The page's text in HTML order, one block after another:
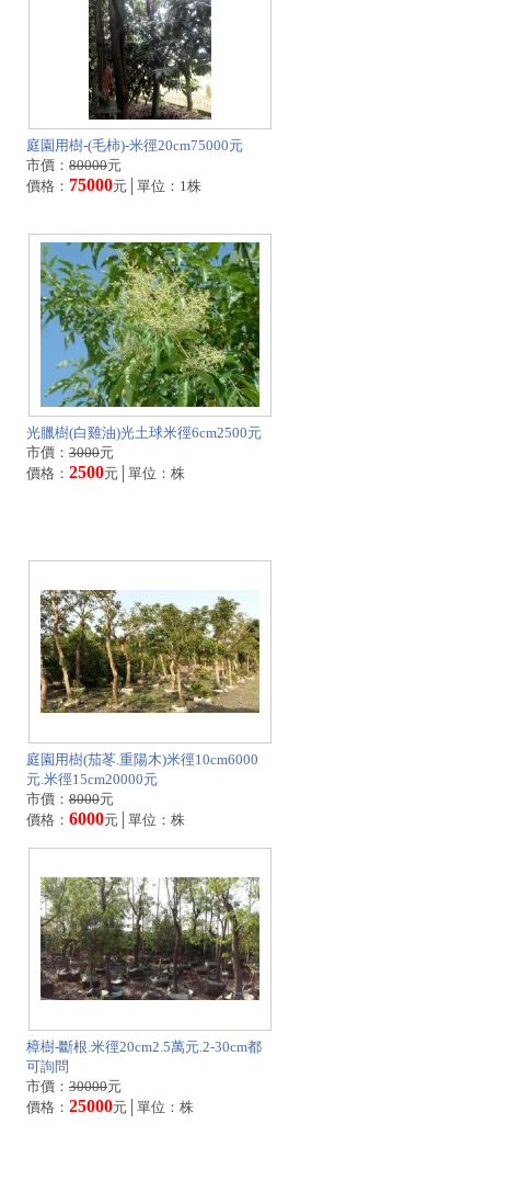
庭園用樹-(毛柿)-米徑20cm75000元
市價： 80000元
價格： 75000元│單位：1株
光臘樹(白雞油)光土球米徑6cm2500元
市價： 3000元
價格： 2500元│單位：株
庭園用樹(茄苳.重陽木)米徑10cm6000
元.米徑15cm20000元
市價： 8000元
價格： 6000元│單位：株
樟樹-斷根.米徑20cm2.5萬元.2-30cm都
可詢問
市價： 30000元
價格： 25000元│單位：株